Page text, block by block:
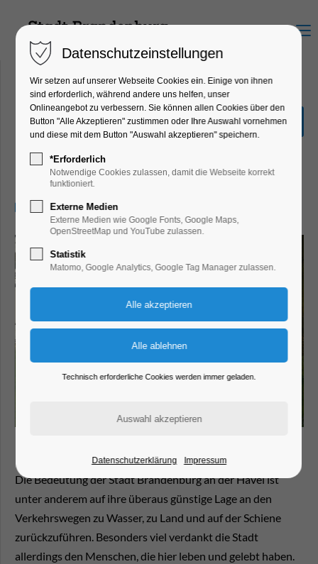
Menu
Sonderausstellung "Hin &
Weg"
Ausstellung, Kinder, Jugend, Kunst,
Mitmach-Aktion
06.06.2026, 13:00–17:00
Die Bedeutung der Stadt Brandenburg an der Havel ist
unter anderem auf ihre überaus günstige Lage an den
Verkehrswegen zu Wasser, zu Land und auf der Schiene
zurückzuführen. Besonders viel verdankt die Stadt
allerdings den Menschen, die hier leben und gelebt haben.
Datenschutzeinstellungen
Wir setzen auf unserer Webseite Cookies ein. Einige von ihnen
sind erforderlich, während andere uns helfen, unser
Onlineangebot zu verbessern. Sie können allen Cookies über den
Button "Alle Akzeptieren" zustimmen oder Ihre Auswahl vornehmen
und diese mit dem Button "Auswahl akzeptieren" speichern.
*Erforderlich
Notwendige Cookies zulassen, damit die Webseite korrekt
funktioniert.
Externe Medien
Externe Medien wie Google Fonts, Google Maps,
OpenStreetMap und YouTube zulassen.
Statistik
Matomo, Google Analytics, Google Tag Manager zulassen.
Technisch erforderliche Cookies werden immer geladen.
Datenschutzerklärung Impressum